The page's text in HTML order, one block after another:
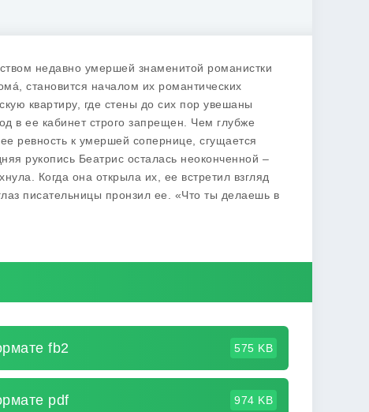
недавно умершей знаменитой романистки
становится началом их романтических
квартиру, где стены до сих пор увешаны
в ее кабинет строго запрещен. Чем глубже
ревность к умершей сопернице, сгущается
рукопись Беатрис осталась неоконченной –
Когда она открыла их, ее встретил взгляд
писательницы пронзил ее. «Что ты делаешь в
fb2 575 KB
pdf 974 KB